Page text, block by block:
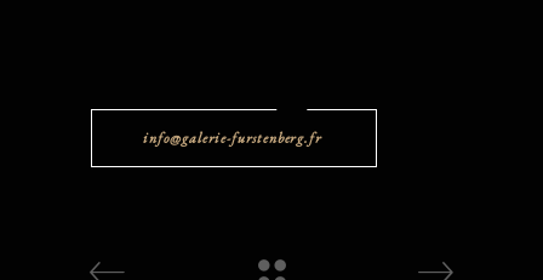
info@galerie-furstenberg.fr